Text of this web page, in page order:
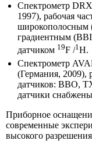
Спектрометр
1997), рабочая
широкополосным
градиентным
датчиком 19F /1H.
Спектрометр
(Германия, 2009),
датчиков: BBO,
датчики
Приборное
современные
высокого